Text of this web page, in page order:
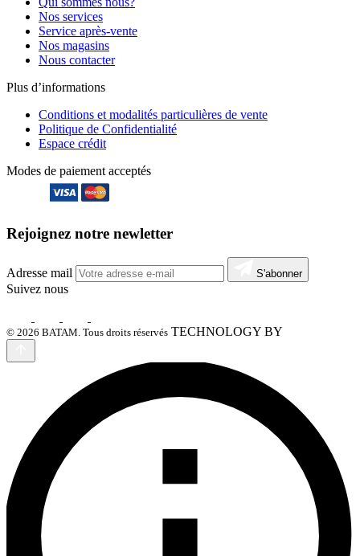
Nos services
Service après-vente
Nos magasins
Nous contacter
Plus d’informations
Conditions et modalités particulières de vente
Politique de Confidentialité
Espace crédit
Modes de paiement acceptés
Rejoignez notre newletter
Adresse mail S'abonner
Suivez nous
© 2026 BATAM. Tous droits réservés TECHNOLOGY BY